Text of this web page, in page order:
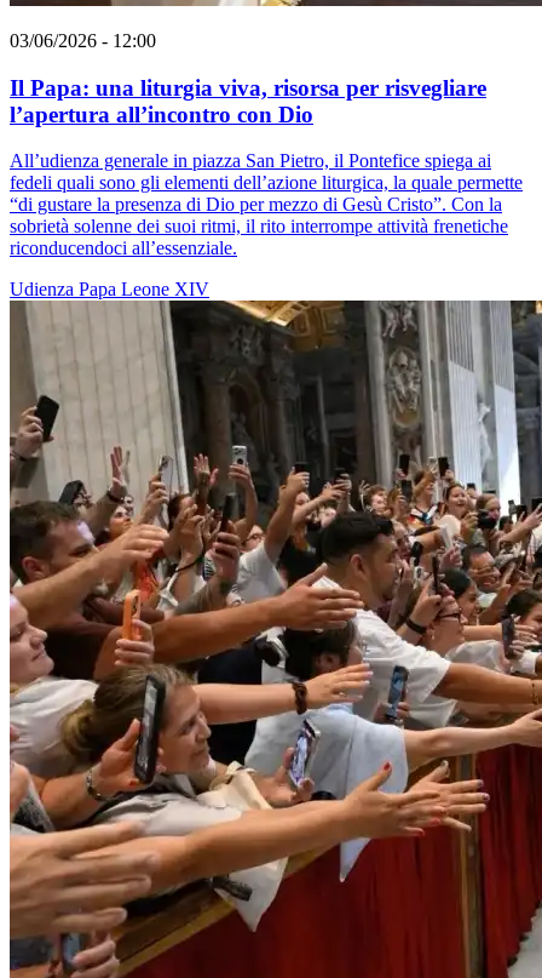
03/06/2026 - 12:00
Il Papa: una liturgia viva, risorsa per risvegliare
l’apertura all’incontro con Dio
All’udienza generale in piazza San Pietro, il Pontefice spiega ai
fedeli quali sono gli elementi dell’azione liturgica, la quale permette
“di gustare la presenza di Dio per mezzo di Gesù Cristo”. Con la
sobrietà solenne dei suoi ritmi, il rito interrompe attività frenetiche
riconducendoci all’essenziale.
Udienza Papa Leone XIV